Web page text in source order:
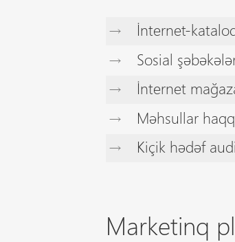
İnternet-
Sosial
İnternet
Məhsullar
Kiçik hədəf
Marketinq